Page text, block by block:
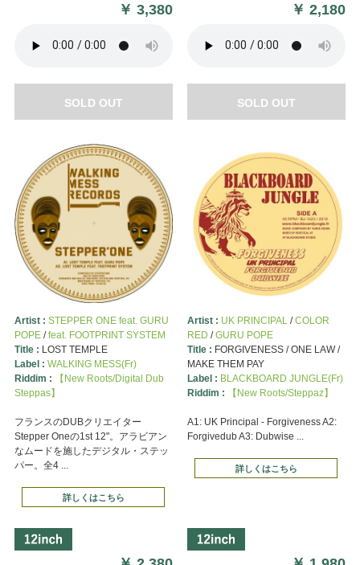
￥3,380
SOLD OUT
￥2,180
SOLD OUT
Artist : STEPPER ONE feat. GURU
POPE/feat. FOOTPRINT SYSTEM
Title : LOST TEMPLE
Label : WALKING MESS(Fr)
Riddim :
【New Roots/Digital Dub
Steppas】
フランスのDUBクリエイター
Stepper Oneの1st 12"。アラビアン
なムードを施したデジタル・ステッ
パー。全4 ...
詳しくはこちら
Artist : UK PRINCIPAL/COLOR
RED /GURU POPE
Title : FORGIVENESS / ONE LAW /
MAKE THEM PAY
Label : BLACKBOARD JUNGLE(Fr)
Riddim :
【New Roots/Steppaz】
A1: UK Principal - Forgiveness A2:
Forgivedub A3: Dubwise ...
詳しくはこちら